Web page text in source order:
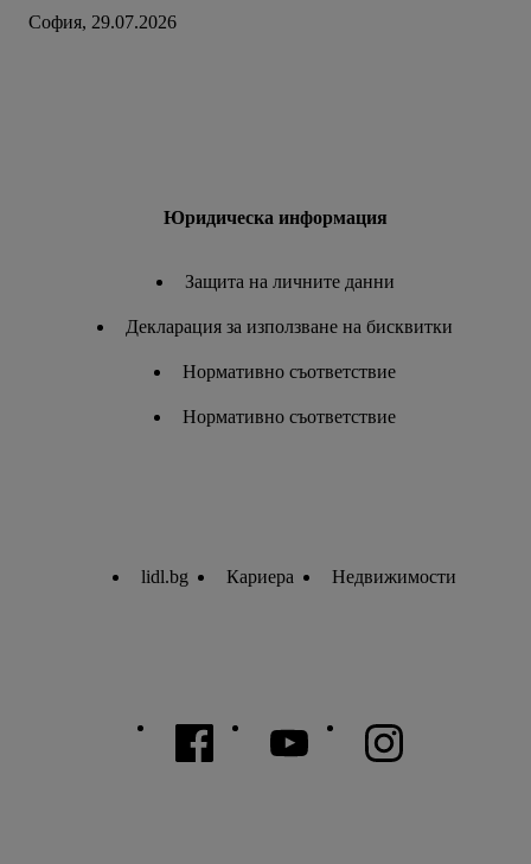
София, 29.07.2026
Юридическа информация
Защита на личните данни
Декларация за използване на бисквитки
Нормативно съответствие
Нормативно съответствие
lidl.bg Кариера Недвижимости